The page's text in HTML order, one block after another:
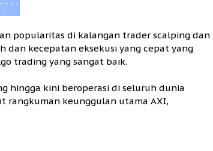
popularitas di kalangan trader scalping dan
dan kecepatan eksekusi yang cepat yang
trading yang sangat baik.
hingga kini beroperasi di seluruh dunia
rangkuman keunggulan utama AXI,